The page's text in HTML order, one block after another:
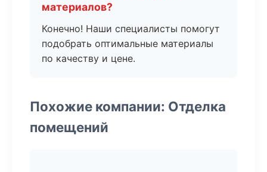
материалов?
Конечно! Наши специалисты помогут
подобрать оптимальные материалы
по качеству и цене.
Похожие компании: Отделка
помещений